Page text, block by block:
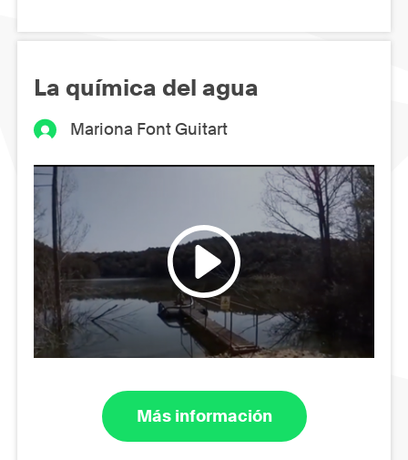
La química del agua
Mariona Font Guitart
Más información